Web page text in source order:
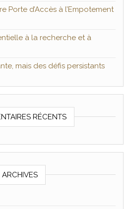
Porte d’Accès à l’Empotement
à la recherche et à
mais des défis persistants
RÉCENTS
ARCHIVES